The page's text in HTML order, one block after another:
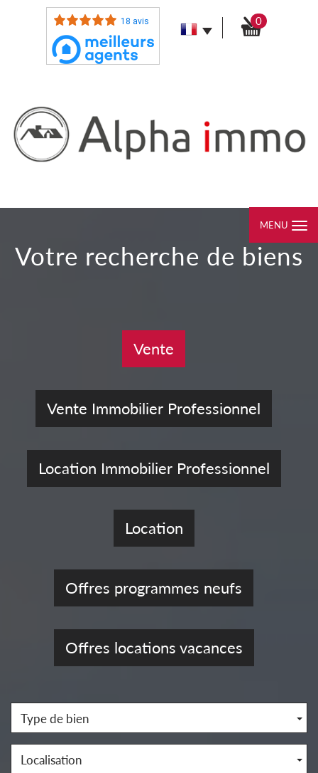
18 avis 0
MENU
votre recherche de biens
Vente
Vente Immobilier Professionnel
Location Immobilier Professionnel
Location
Offres programmes neufs
Offres locations vacances
Type de bien
Localisation